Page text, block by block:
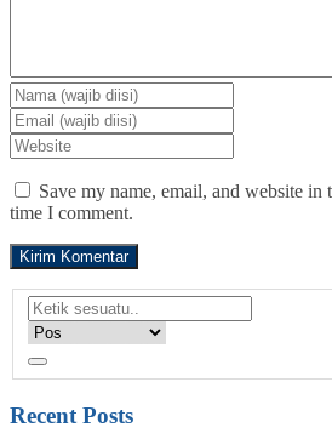
Save my name, email, and website
time I comment.
Recent Posts